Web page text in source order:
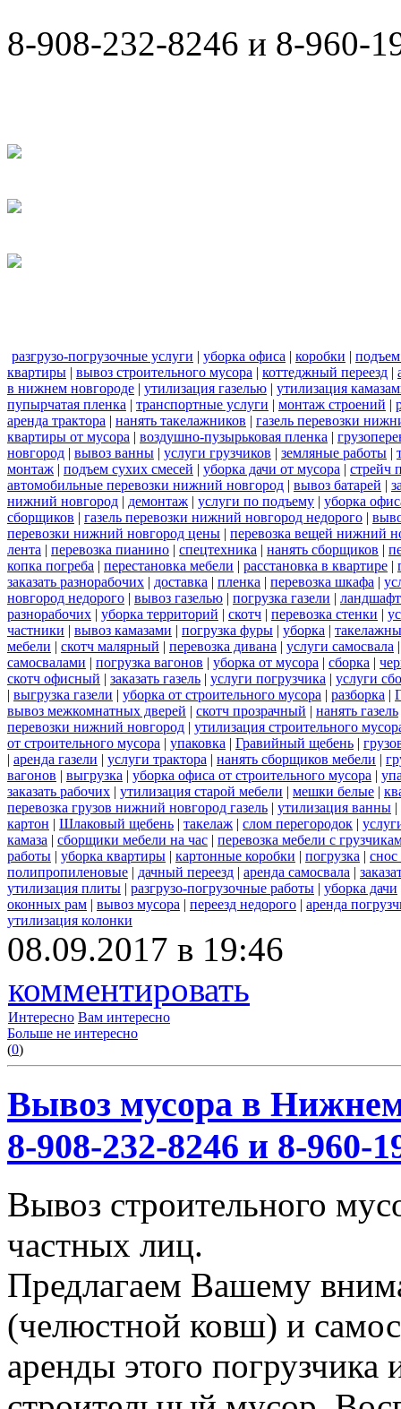
8-908-232-8246 и 8-960-
разгрузо-погрузочные услуги | уборка офиса | коробки |
квартиры | вывоз строительного мусора | коттеджный переезд |
в нижнем новгороде | утилизация газелью | утилизация
пупырчатая пленка | транспортные услуги | монтаж строений |
аренда трактора | нанять такелажников | газель перевозки
квартиры от мусора | воздушно-пузырьковая пленка |
новгород | вывоз ванны | услуги грузчиков | земляные работы |
монтаж | подъем сухих смесей | уборка дачи от мусора | стрейч
автомобильные перевозки нижний новгород | вывоз батарей |
нижний новгород | демонтаж | услуги по подъему | уборка
сборщиков | газель перевозки нижний новгород недорого |
перевозки нижний новгород цены | перевозка вещей нижний
лента | перевозка пианино | спецтехника | нанять сборщиков |
копка погреба | перестановка мебели | расстановка в квартире |
заказать разнорабочих | доставка | пленка | перевозка шкафа |
новгород недорого | вывоз газелью | погрузка газели |
разнорабочих | уборка территорий | скотч | перевозка стенки |
частники | вывоз камазами | погрузка фуры | уборка |
мебели | скотч малярный | перевозка дивана | услуги самосвала
самосвалами | погрузка вагонов | уборка от мусора | сборка |
скотч офисный | заказать газель | услуги погрузчика | услуги
| выгрузка газели | уборка от строительного мусора | разборка |
вывоз межкомнатных дверей | скотч прозрачный | нанять газель
перевозки нижний новгород | утилизация строительного
от строительного мусора | упаковка | Гравийный щебень |
| аренда газели | услуги трактора | нанять сборщиков мебели |
вагонов | выгрузка | уборка офиса от строительного мусора |
заказать рабочих | утилизация старой мебели | мешки белые |
перевозка грузов нижний новгород газель | утилизация ванны |
картон | Шлаковый щебень | такелаж | слом перегородок |
камаза | сборщики мебели на час | перевозка мебели с
работы | уборка квартиры | картонные коробки | погрузка | снос
полипропиленовые | дачный переезд | аренда самосвала |
утилизация плиты | разгрузо-погрузочные работы | уборка дачи
оконных рам | вывоз мусора | переезд недорого | аренда
утилизация колонки
08.09.2017 в 19:46
комментировать
Интересно Вам интересно
Больше не интересно
(0)
Вывоз мусора в
8-908-232-8246 и 8-960-
Вывоз строительного
частных лиц.
Предлагаем Вашему
(челюстной ковш) и
аренды этого